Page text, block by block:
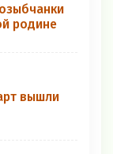
родине
вышли